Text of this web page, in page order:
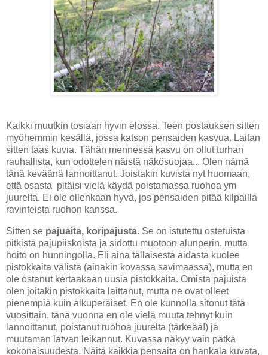
Kaikki muutkin tosiaan hyvin elossa. Teen postauksen sitten
myöhemmin kesällä, jossa katson pensaiden kasvua. Laitan
sitten taas kuvia. Tähän mennessä kasvu on ollut turhan
rauhallista, kun odottelen näistä näkösuojaa... Olen nämä
tänä keväänä lannoittanut. Joistakin kuvista nyt huomaan,
että osasta pitäisi vielä käydä poistamassa ruohoa ym
juurelta. Ei ole ollenkaan hyvä, jos pensaiden pitää kilpailla
ravinteista ruohon kanssa.
Sitten se pajuaita, koripajusta. Se on istutettu ostetuista
pitkistä pajupiiskoista ja sidottu muotoon alunperin, mutta
hoito on hunningolla. Eli aina tällaisesta aidasta kuolee
pistokkaita välistä (ainakin kovassa savimaassa), mutta en
ole ostanut kertaakaan uusia pistokkaita. Omista pajuista
olen joitakin pistokkaita laittanut, mutta ne ovat olleet
pienempiä kuin alkuperäiset. En ole kunnolla sitonut tätä
vuosittain, tänä vuonna en ole vielä muuta tehnyt kuin
lannoittanut, poistanut ruohoa juurelta (tärkeää!) ja
muutaman latvan leikannut. Kuvassa näkyy vain pätkä
kokonaisuudesta. Näitä kaikkia pensaita on hankala kuvata,